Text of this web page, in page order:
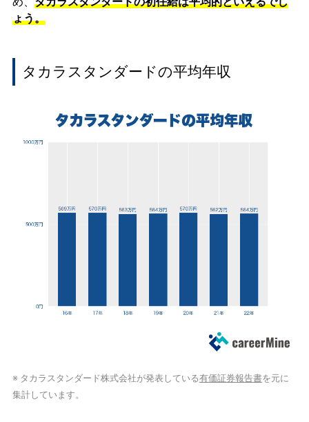
ょう。
タカラスタンダードの平均年収
※ タカラスタンダード株式会社が発表している有価証券報告書を元に
集計しています。